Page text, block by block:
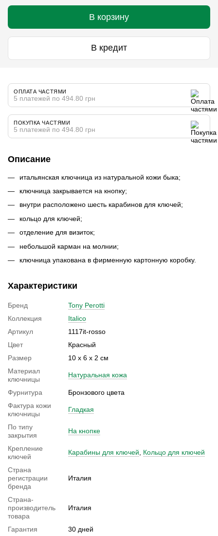
В корзину
В кредит
ОПЛАТА ЧАСТЯМИ
5 платежей по 494.80 грн
ПОКУПКА ЧАСТЯМИ
5 платежей по 494.80 грн
Описание
итальянская ключница из натуральной кожи быка;
ключница закрывается на кнопку;
внутри расположено шесть карабинов для ключей;
кольцо для ключей;
отделение для визиток;
небольшой карман на молнии;
ключница упакована в фирменную картонную коробку.
Характеристики
Бренд
Tony Perotti
Коллекция
Italico
Артикул
1117it-rosso
Цвет
Красный
Размер
10 х 6 х 2 см
Материал
ключницы
Натуральная кожа
Фурнитура
Бронзового цвета
Фактура кожи
ключницы
Гладкая
По типу
закрытия
На кнопке
Крепление
ключей
Карабины для ключей Кольцо для ключей
Страна
регистрации
бренда
Италия
Страна-
производитель
товара
Италия
Гарантия 30 дней